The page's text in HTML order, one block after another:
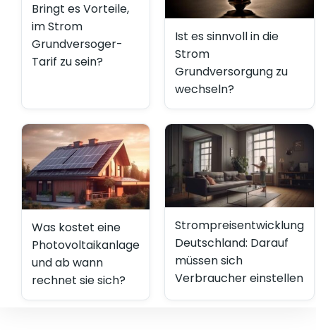
Bringt es Vorteile,
im Strom
Grundversoger-
Tarif zu sein?
Ist es sinnvoll in die
Strom
Grundversorgung zu
wechseln?
Was kostet eine
Photovoltaikanlage
und ab wann
rechnet sie sich?
Strompreisentwicklung
Deutschland: Darauf
müssen sich
Verbraucher einstellen